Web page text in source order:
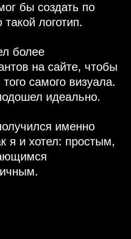
бы создать по
логотип.
более
на сайте, чтобы
самого визуала.
идеально.
именно
я и хотел: простым,